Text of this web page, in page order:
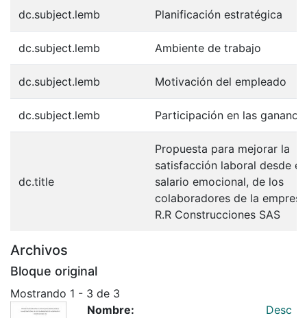
dc.subject.lemb Planificación estratégica
dc.subject.lemb Ambiente de trabajo
dc.subject.lemb Motivación del empleado
dc.subject.lemb Participación en las
dc.title
Propuesta para mejorar la
satisfacción laboral desde el
salario emocional, de los
colaboradores de la empresa
R.R Construcciones SAS
Archivos
Bloque original
Mostrando 1 - 3 de 3
Nombre:
Desc